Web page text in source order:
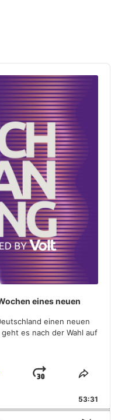
eines neuen
einen neuen
es nach der Wahl auf
Jump
Forward
Share
53:31